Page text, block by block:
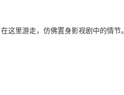
这里游走，仿佛置身影视剧中的情节。